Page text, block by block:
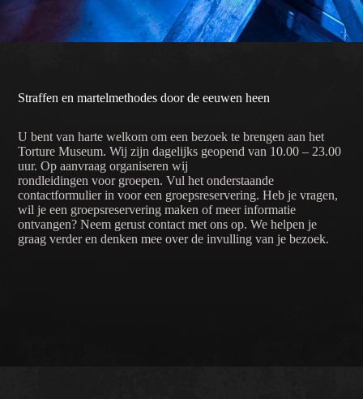
Straffen en martelmethodes door de eeuwen heen
U bent van harte welkom om een bezoek te brengen aan het
Torture Museum. Wij zijn dagelijks geopend van 10.00 – 23.00
uur. Op aanvraag organiseren wij
rondleidingen voor groepen. Vul het onderstaande
contactformulier in voor een groepsreservering. Heb je vragen,
wil je een groepsreservering maken of meer informatie
ontvangen? Neem gerust contact met ons op. We helpen je
graag verder en denken mee over de invulling van je bezoek.